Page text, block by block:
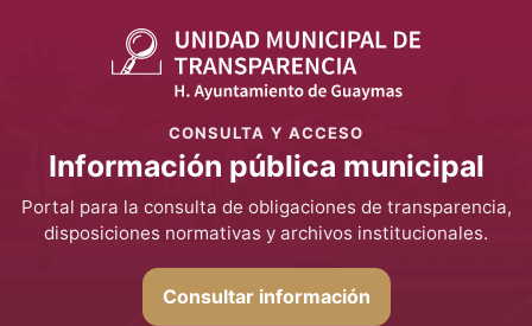
CONSULTA Y ACCESO
Información pública municipal
Portal para la consulta de obligaciones de transparencia,
disposiciones normativas y archivos institucionales.
Consultar información